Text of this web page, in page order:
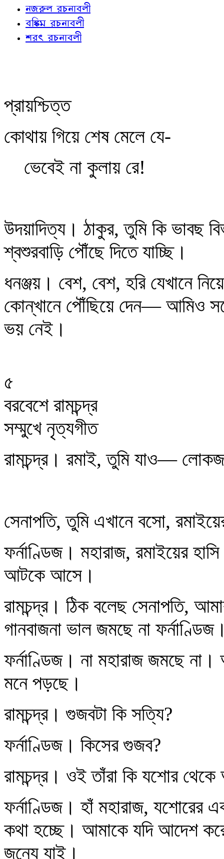
নজরুল রচনাবলী
বঙ্কিম রচনাবলী
শরৎ রচনাবলী
প্রায়শ্চিত্ত
কোথায় গিয়ে শেষ মেলে যে-
ভেবেই না কুলায় রে!
উদয়াদিত্য। ঠাকুর, তুমি কি ভাবছ
শ্বশুরবাড়ি পৌঁছে দিতে যাচ্ছি।
ধনঞ্জয়। বেশ, বেশ, হরি যেখানে
কোন্‌খানে পৌঁছিয়ে দেন— আমিও
ভয় নেই।
৫
বরবেশে রামচন্দ্র
সম্মুখে নৃত্যগীত
রামচন্দ্র। রমাই, তুমি যাও—
সেনাপতি, তুমি এখানে বসো,
ফর্নাণ্ডিজ। মহারাজ, রমাইয়ের
আটকে আসে।
রামচন্দ্র। ঠিক বলেছ সেনাপতি,
গানবাজনা ভাল জমছে না
ফর্নাণ্ডিজ। না মহারাজ জমছে
মনে পড়ছে।
রামচন্দ্র। গুজবটা কি সত্যি?
ফর্নাণ্ডিজ। কিসের গুজব?
রামচন্দ্র। ওই তাঁরা কি যশোর
ফর্নাণ্ডিজ। হাঁ মহারাজ, যশোরের
কথা হচ্ছে। আমাকে যদি আদেশ
জন্যে যাই।